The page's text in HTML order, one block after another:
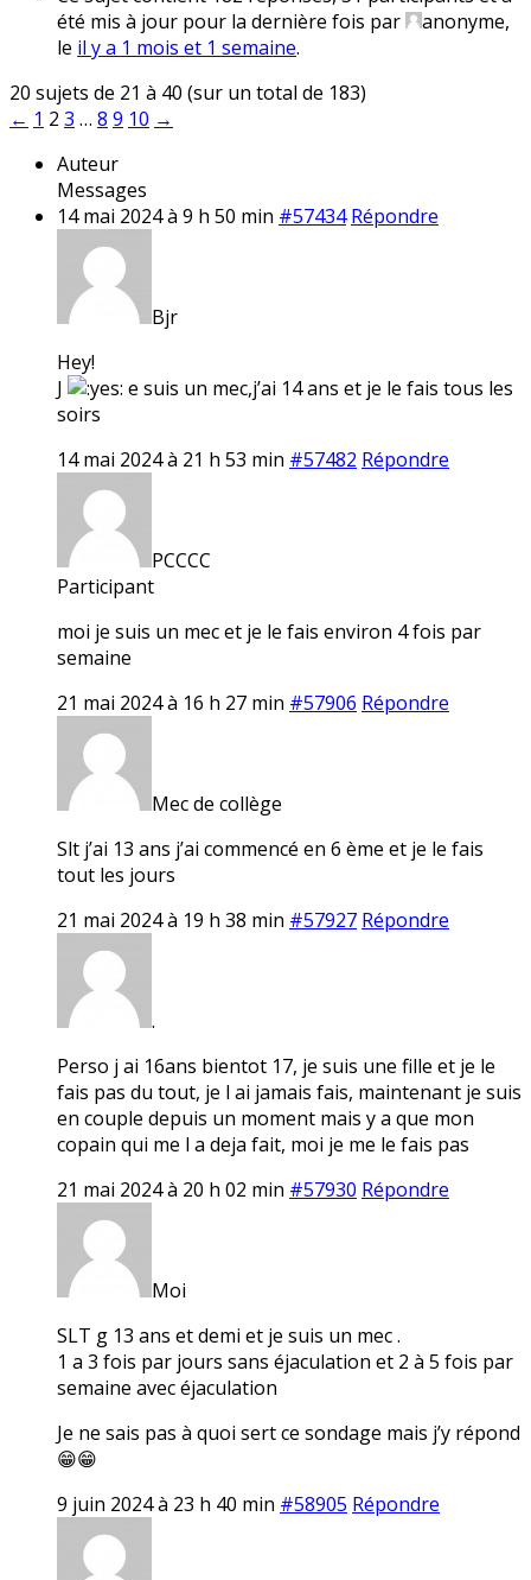
été mis à jour pour la dernière fois par
anonyme,
le il y a 1 mois et 1 semaine.
20 sujets de 21 à 40 (sur un total de 183)
← 1 2 3 … 8 9 10 →
Auteur
Messages
14 mai 2024 à 9 h 50 min #57434 Répondre
Bjr
Hey!
J
e suis un mec,j’ai 14 ans et je le fais tous les
soirs
14 mai 2024 à 21 h 53 min #57482 Répondre
PCCCC
Participant
moi je suis un mec et je le fais environ 4 fois par
semaine
21 mai 2024 à 16 h 27 min #57906 Répondre
Mec de collège
Slt j’ai 13 ans j’ai commencé en 6 ème et je le fais
tout les jours
21 mai 2024 à 19 h 38 min #57927 Répondre
.
Perso j ai 16ans bientot 17, je suis une fille et je le
fais pas du tout, je l ai jamais fais, maintenant je suis
en couple depuis un moment mais y a que mon
copain qui me l a deja fait, moi je me le fais pas
21 mai 2024 à 20 h 02 min #57930 Répondre
Moi
SLT g 13 ans et demi et je suis un mec .
1 a 3 fois par jours sans éjaculation et 2 à 5 fois par
semaine avec éjaculation
Je ne sais pas à quoi sert ce sondage mais j’y répond
😁😁
9 juin 2024 à 23 h 40 min #58905 Répondre